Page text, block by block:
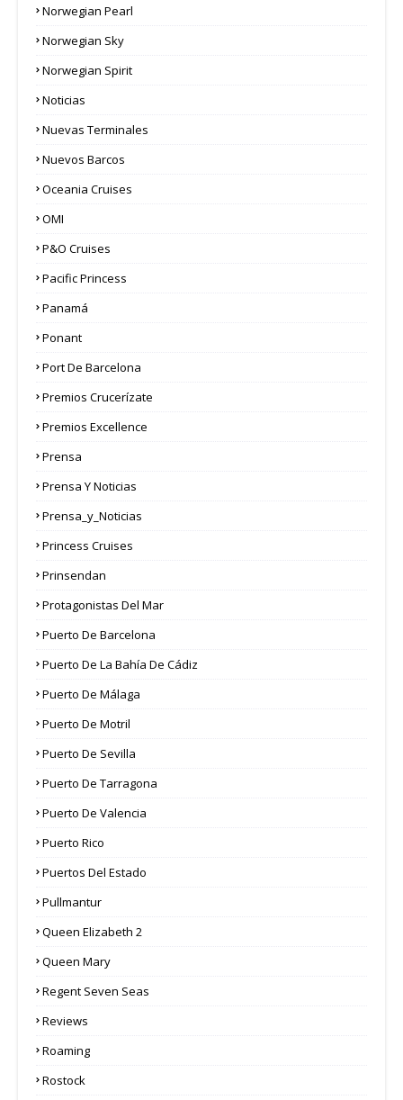
Norwegian Pearl
Norwegian Sky
Norwegian Spirit
Noticias
Nuevas Terminales
Nuevos Barcos
Oceania Cruises
OMI
P&O Cruises
Pacific Princess
Panamá
Ponant
Port De Barcelona
Premios Crucerízate
Premios Excellence
Prensa
Prensa Y Noticias
Prensa_y_Noticias
Princess Cruises
Prinsendan
Protagonistas Del Mar
Puerto De Barcelona
Puerto De La Bahía De Cádiz
Puerto De Málaga
Puerto De Motril
Puerto De Sevilla
Puerto De Tarragona
Puerto De Valencia
Puerto Rico
Puertos Del Estado
Pullmantur
Queen Elizabeth 2
Queen Mary
Regent Seven Seas
Reviews
Roaming
Rostock